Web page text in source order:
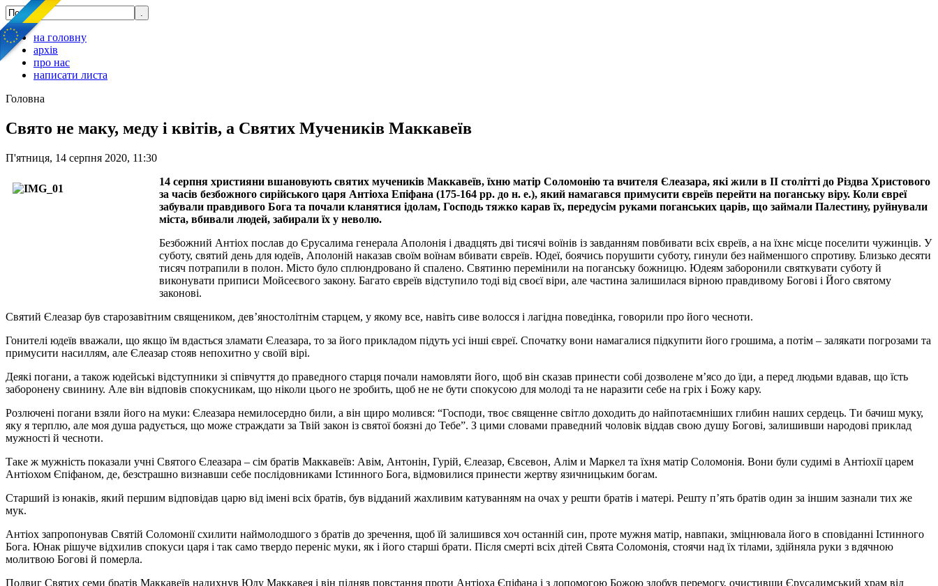
на головну
архів
про нас
написати листа
Головна
Свято не маку, меду і квітів, а Святих Мучеників Маккавеїв
П'ятниця, 14 серпня 2020, 11:30
14 серпня християни вшановують святих мучеників Маккавеїв, їхню матір Соломонію та вчителя Єлеазара, які жили в II столітті до Різдва Христового
за часів безбожного сирійського царя Антіоха Епіфана (175-164 рр. до н. е.), який намагався примусити євреїв перейти на поганську віру. Коли євреї
забували правдивого Бога та почали кланятися ідолам, Господь тяжко карав їх, передусім руками поганських царів, що займали Палестину, руйнували
міста, вбивали людей, забирали їх у неволю.
Безбожний Антіох послав до Єрусалима генерала Аполонія і двадцять дві тисячі воїнів із завданням повбивати всіх євреїв, а на їхнє місце поселити чужинців. У
суботу, святий день для юдеїв, Аполоній наказав своїм воїнам вбивати євреїв. Юдеї, боячись порушити суботу, гинули без найменшого спротиву. Близько десяти
тисяч потрапили в полон. Місто було сплюндровано й спалено. Святиню перемінили на поганську божницю. Юдеям заборонили святкувати суботу й
виконувати приписи Мойсеєвого закону. Багато євреїв відступило тоді від своєї віри, але частина залишилася вірною правдивому Богові і Його святому
законові.
Святий Єлеазар був старозавітним священиком, дев’яностолітнім старцем, у якому все, навіть сиве волосся і лагідна поведінка, говорили про його чесноти.
Гонителі юдеїв вважали, що якщо їм вдасться зламати Єлеазара, то за його прикладом підуть усі інші євреї. Спочатку вони намагалися підкупити його грошима, а потім – залякати погрозами та
примусити насиллям, але Єлеазар стояв непохитно у своїй вірі.
Деякі погани, а також юдейські відступники зі співчуття до праведного старця почали намовляти його, щоб він сказав принести собі дозволене м’ясо до їди, а перед людьми вдавав, що їсть
заборонену свинину. Але він відповів спокусникам, що ніколи цього не зробить, щоб не не бути спокусою для молоді та не наразити себе на гріх і Божу кару.
Розлючені погани взяли його на муки: Єлеазара немилосердно били, а він щиро молився: “Господи, твоє священне світло доходить до найпотаємніших глибин наших сердець. Ти бачиш муку,
яку я терплю, але моя душа радується, що може страждати за Твій закон із святої боязні до Тебе”. З цими словами праведний чоловік віддав свою душу Богові, залишивши народові приклад
мужності й чесноти.
Таке ж мужність показали учні Святого Єлеазара – сім братів Маккавеїв: Авім, Антонін, Гурій, Єлеазар, Євсевон, Алім и Маркел та їхня матір Соломонія. Вони були судимі в Антіохії царем
Антіохом Єпіфаном, де, безстрашно визнавши себе послідовниками Істинного Бога, відмовилися принести жертву язичницьким богам.
Старший із юнаків, який першим відповідав царю від імені всіх братів, був відданий жахливим катуванням на очах у решти братів і матері. Решту п’ять братів один за іншим зазнали тих же
мук.
Антіох запропонував Святій Соломонії схилити наймолодшого з братів до зречення, щоб їй залишився хоч останній син, проте мужня матір, навпаки, зміцнювала його в сповіданні Істинного
Бога. Юнак рішуче відхилив спокуси царя і так само твердо переніс муки, як і його старші брати. Після смерті всіх дітей Свята Соломонія, стоячи над їх тілами, здійняла руки з вдячною
молитвою Богові й померла.
Подвиг Святих семи братів Маккавеїв надихнув Юду Маккавея і він підняв повстання проти Антіоха Єпіфана і з допомогою Божою здобув перемогу, очистивши Єрусалимський храм від